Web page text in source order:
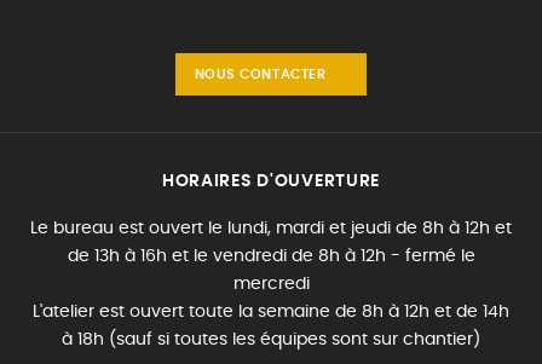
NOUS CONTACTER
HORAIRES D'OUVERTURE
Le bureau est ouvert le lundi, mardi et jeudi de 8h à 12h et
de 13h à 16h et le vendredi de 8h à 12h - fermé le
mercredi
L'atelier est ouvert toute la semaine de 8h à 12h et de 14h
à 18h (sauf si toutes les équipes sont sur chantier)